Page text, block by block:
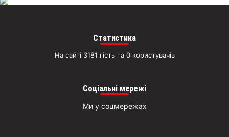
Статистика
На сайті 3181 гість та 0 користувачів
Соціальні мережі
Ми у соцмережах